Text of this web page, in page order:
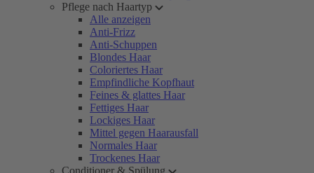
Pflege nach Haartyp
Alle anzeigen
Anti-Frizz
Anti-Schuppen
Blondes Haar
Coloriertes Haar
Empfindliche Kopfhaut
Feines & glattes Haar
Fettiges Haar
Lockiges Haar
Mittel gegen Haarausfall
Normales Haar
Trockenes Haar
Conditioner & Spülung